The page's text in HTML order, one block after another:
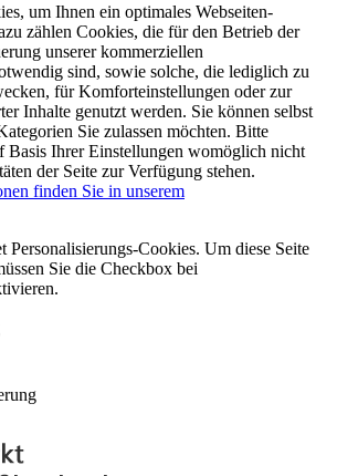
um Ihnen ein optimales Webseiten-
zählen Cookies, die für den Betrieb der
unserer kommerziellen
sind, sowie solche, die lediglich zu
für Komforteinstellungen oder zur
Inhalte genutzt werden. Sie können selbst
Sie zulassen möchten. Bitte
Basis Ihrer Einstellungen womöglich nicht
der Seite zur Verfügung stehen.
finden Sie in unserem
Personalisierungs-Cookies. Um diese Seite
Sie die Checkbox bei